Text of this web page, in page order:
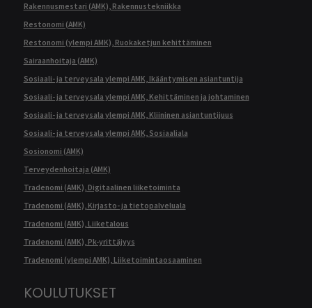
Rakennusmestari (AMK), Rakennustekniikka
Restonomi (AMK)
Restonomi (ylempi AMK), Ruokaketjun kehittäminen
Sairaanhoitaja (AMK)
Sosiaali- ja terveysala ylempi AMK, Ikääntymisen asiantuntija
Sosiaali- ja terveysala ylempi AMK, Kehittäminen ja johtaminen
Sosiaali- ja terveysala ylempi AMK, Kliininen asiantuntijuus
Sosiaali- ja terveysala ylempi AMK, Sosiaaliala
Sosionomi (AMK)
Terveydenhoitaja (AMK)
Tradenomi (AMK), Digitaalinen liiketoiminta
Tradenomi (AMK), Kirjasto- ja tietopalveluala
Tradenomi (AMK), Liiketalous
Tradenomi (AMK), Pk-yrittäjyys
Tradenomi (ylempi AMK), Liiketoimintaosaaminen
KOULUTUKSET